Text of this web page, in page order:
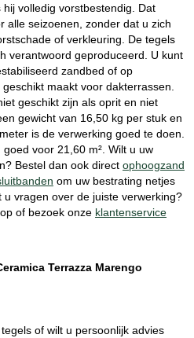
volledig vorstbestendig. Dat
alle seizoenen, zonder dat u zich
of verkleuring. De tegels
verantwoord geproduceerd. U kunt
zandbed of op
maakt voor dakterrassen.
geschikt zijn als oprit en niet
gewicht van 16,50 kg per stuk en
is de verwerking goed te doen.
voor 21,60 m². Wilt u uw
Bestel dan ook direct ophoogzand
om uw bestrating netjes
vragen over de juiste verwerking?
of bezoek onze klantenservice
Terrazza Marengo
of wilt u persoonlijk advies